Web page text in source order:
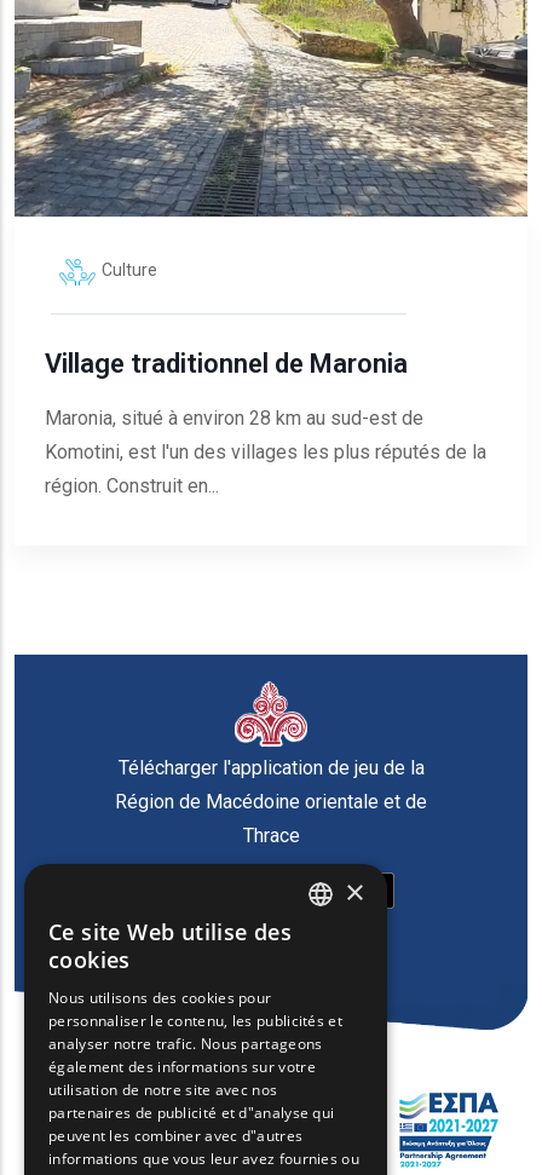
Culture
Village traditionnel de Maronia
Maronia, situé à environ 28 km au sud-est de
Komotini, est l'un des villages les plus réputés de la
région. Construit en...
Télécharger l'application de jeu de la
Région de Macédoine orientale et de
Thrace
FRENCH
BULGARIAN
GERMAN
ROMANIAN
×
Ce site Web utilise des
cookies
Nous utilisons des cookies pour
personnaliser le contenu, les publicités et
analyser notre trafic. Nous partageons
également des informations sur votre
utilisation de notre site avec nos
partenaires de publicité et d"analyse qui
peuvent les combiner avec d"autres
informations que vous leur avez fournies ou